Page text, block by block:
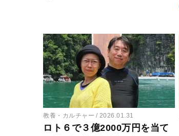
教養・カルチャー 2026.01.31
ロト６で３億2000万円を当て